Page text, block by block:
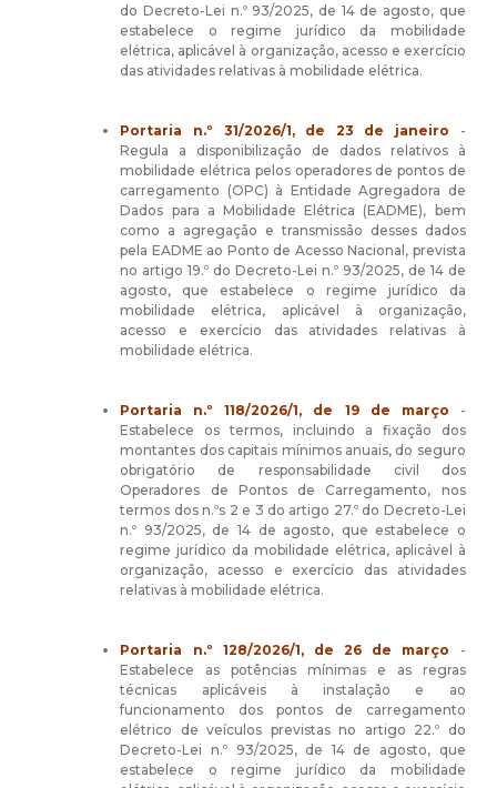
do Decreto-Lei n.º 93/2025, de 14 de agosto, que
estabelece o regime jurídico da mobilidade
elétrica, aplicável à organização, acesso e exercício
das atividades relativas à mobilidade elétrica.
Portaria n.º 31/2026/1, de 23 de janeiro
-
Regula a disponibilização de dados relativos à
mobilidade elétrica pelos operadores de pontos de
carregamento (OPC) à Entidade Agregadora de
Dados para a Mobilidade Elétrica (EADME), bem
como a agregação e transmissão desses dados
pela EADME ao Ponto de Acesso Nacional, prevista
no artigo 19.º doDecreto-Lei n.º 93/2025, de 14 de
agosto, que estabelece o regime jurídico da
mobilidade elétrica, aplicável à organização,
acesso e exercício das atividades relativas à
mobilidade elétrica.
Portaria n.º 118/2026/1, de 19 de março -
Estabelece os termos, incluindo a fixação dos
montantes dos capitais mínimos anuais, do seguro
obrigatório de responsabilidade civil dos
Operadores de Pontos de Carregamento, nos
termos dos n.ºs 2 e 3 do artigo 27.º do Decreto-Lei
n.º 93/2025, de 14 de agosto, que estabelece o
regime jurídico da mobilidade elétrica, aplicável à
organização, acesso e exercício das atividades
relativas à mobilidade elétrica.
Portaria n.º 128/2026/1, de 26 de março -
Estabelece as potências mínimas e as regras
técnicas aplicáveis à instalação e ao
funcionamento dos pontos de carregamento
elétrico de veículos previstas no artigo 22.º do
Decreto-Lei n.º 93/2025, de 14 de agosto, que
estabelece o regime jurídico da mobilidade